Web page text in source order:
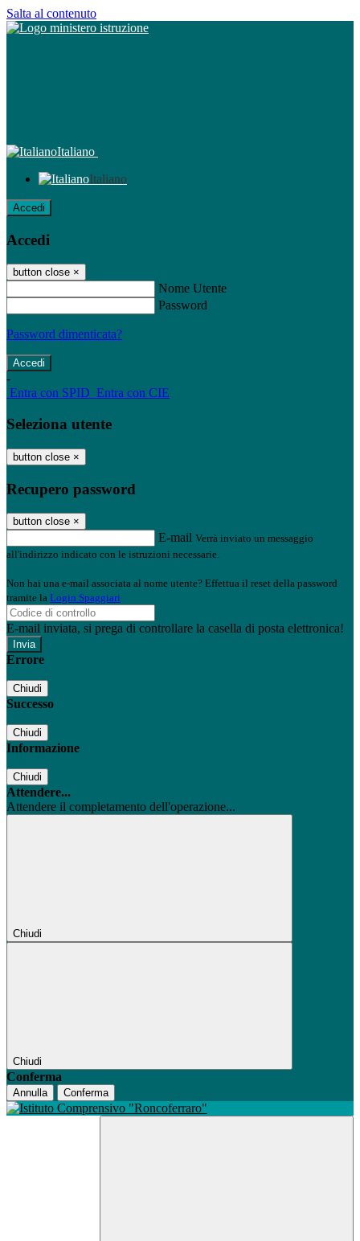
Salta al contenuto
Italiano
Italiano
Accedi
Accedi
button close ×
Nome Utente
Password
Password dimenticata?
-
Entra con SPID Entra con CIE
Seleziona utente
button close ×
Recupero password
button close ×
E-mail Verrà inviato un messaggio
all'indirizzo indicato con le istruzioni necessarie.
Non hai una e-mail associata al nome utente? Effettua il reset della password
tramite la Login Spaggiari
E-mail inviata, si prega di controllare la casella di posta elettronica!
Errore
Chiudi
Successo
Chiudi
Informazione
Chiudi
Attendere...
Attendere il completamento dell'operazione...
Chiudi
Chiudi
Conferma
Annulla Conferma